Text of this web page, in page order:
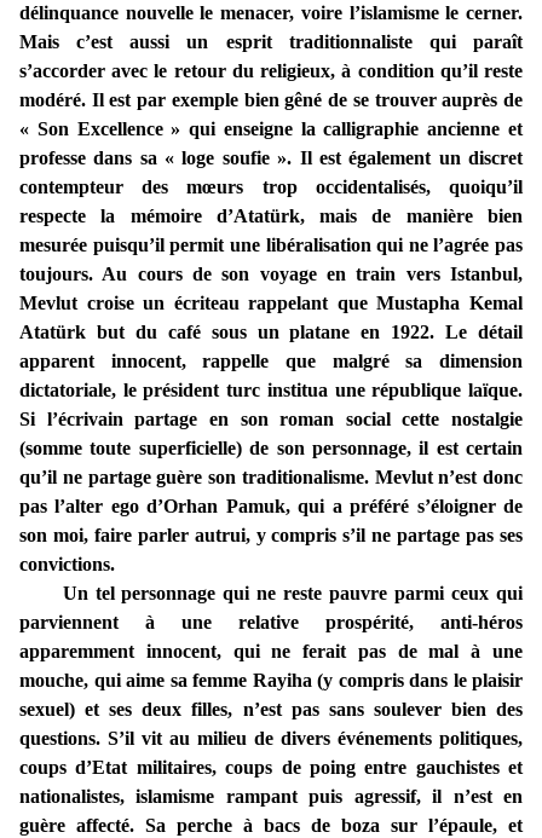
délinquance nouvelle le menacer, voire l’islamisme le cerner.
Mais c’est aussi un esprit traditionnaliste qui paraît
s’accorder avec le retour du religieux, à condition qu’il reste
modéré. Il est par exemple bien gêné de se trouver auprès de
« Son Excellence » qui enseigne la calligraphie ancienne et
professe dans sa « loge soufie ». Il est également un discret
contempteur des mœurs trop occidentalisés, quoiqu’il
respecte la mémoire d’Atatürk, mais de manière bien
mesurée puisqu’il permit une libéralisation qui ne l’agrée pas
toujours. Au cours de son voyage en train vers Istanbul,
Mevlut croise un écriteau rappelant que Mustapha Kemal
Atatürk but du café sous un platane en 1922. Le détail
apparent innocent, rappelle que malgré sa dimension
dictatoriale, le président turc institua une république laïque.
Si l’écrivain partage en son roman social cette nostalgie
(somme toute superficielle) de son personnage, il est certain
qu’il ne partage guère son traditionalisme. Mevlut n’est donc
pas l’alter ego d’Orhan Pamuk, qui a préféré s’éloigner de
son moi, faire parler autrui, y compris s’il ne partage pas ses
convictions.
Un tel personnage qui ne reste pauvre parmi ceux qui
parviennent à une relative prospérité, anti-héros
apparemment innocent, qui ne ferait pas de mal à une
mouche, qui aime sa femme Rayiha (y compris dans le plaisir
sexuel) et ses deux filles, n’est pas sans soulever bien des
questions. S’il vit au milieu de divers événements politiques,
coups d’Etat militaires, coups de poing entre gauchistes et
nationalistes, islamisme rampant puis agressif, il n’est en
guère affecté. Sa perche à bacs de boza sur l’épaule, et